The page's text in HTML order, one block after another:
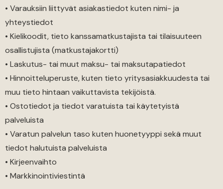
• Varauksiin liittyvät asiakastiedot kuten nimi- ja
yhteystiedot
• Kielikoodit, tieto kanssamatkustajista tai tilaisuuteen
osallistujista (matkustajakortti)
• Laskutus- tai muut maksu- tai maksutapatiedot
• Hinnoitteluperuste, kuten tieto yritysasiakkuudesta tai
muu tieto hintaan vaikuttavista tekijöistä.
• Ostotiedot ja tiedot varatuista tai käytetyistä
palveluista
• Varatun palvelun taso kuten huonetyyppi sekä muut
tiedot halutuista palveluista
• Kirjeenvaihto
• Markkinointiviestintä